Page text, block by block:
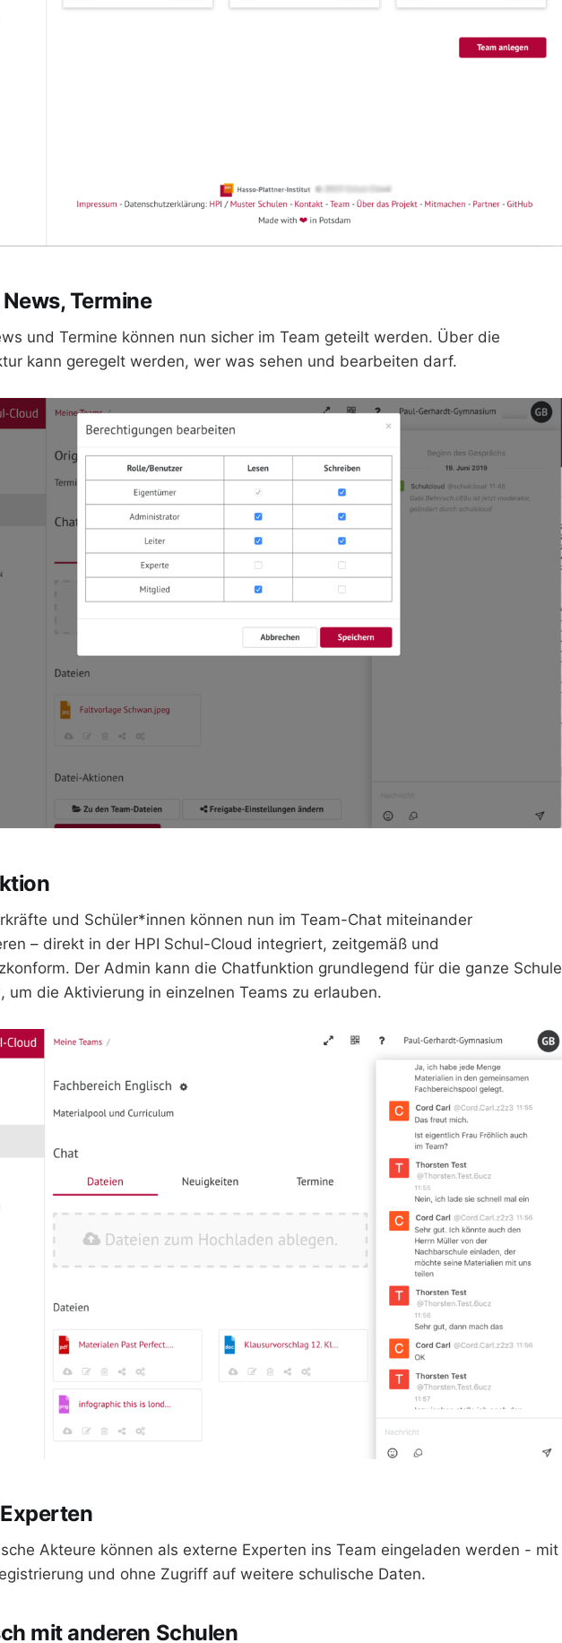
Termine
und Termine können nun sicher im Team geteilt werden. Über die
kann geregelt werden, wer was sehen und bearbeiten darf.
und Schüler*innen können nun im Team-Chat miteinander
– direkt in der HPI Schul-Cloud integriert, zeitgemäß und
Der Admin kann die Chatfunktion grundlegend für die ganze Schule
um die Aktivierung in einzelnen Teams zu erlauben.
Akteure können als externe Experten ins Team eingeladen werden - mit
und ohne Zugriff auf weitere schulische Daten.
mit anderen Schulen